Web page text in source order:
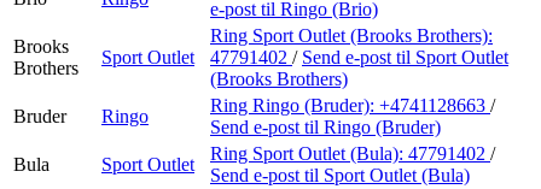
e-post til Ringo (Brio)
Brooks
Brothers
Sport Outlet
Ring Sport Outlet (Brooks Brothers):
47791402 / Send e-post til Sport Outlet
(Brooks Brothers)
Bruder
Ringo
Ring Ringo (Bruder): +4741128663 /
Send e-post til Ringo (Bruder)
Bula
Sport Outlet
Ring Sport Outlet (Bula): 47791402 /
Send e-post til Sport Outlet (Bula)